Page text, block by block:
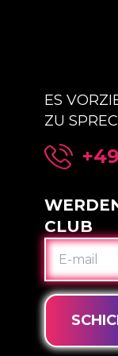
ES
ZU
CLUB
E-
MAIL